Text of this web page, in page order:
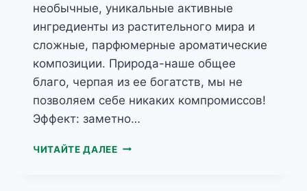
необычные, уникальные активные
ингредиенты из растительного мира и
сложные, парфюмерные ароматические
композиции. Природа-наше общее
благо, черпая из ее богатств, мы не
позволяем себе никаких компромиссов!
Эффект: заметно…
ЧИТАЙТЕ ДАЛЕЕHERBS